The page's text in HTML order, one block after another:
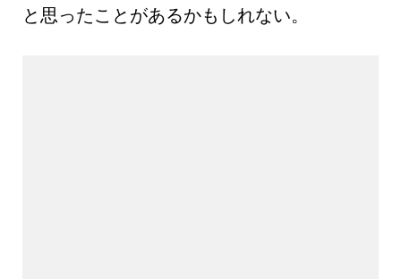
と思ったことがあるかもしれない。